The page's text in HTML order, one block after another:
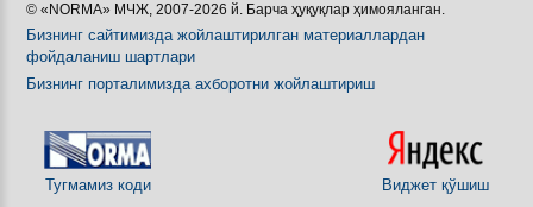
© «NORMA» МЧЖ, 2007-2026 й. Барча ҳуқуқлар ҳимояланган.
Бизнинг сайтимизда жойлаштирилган материаллардан
фойдаланиш шартлари
Бизнинг порталимизда ахборотни жойлаштириш
Тугмамиз коди Виджет қўшиш